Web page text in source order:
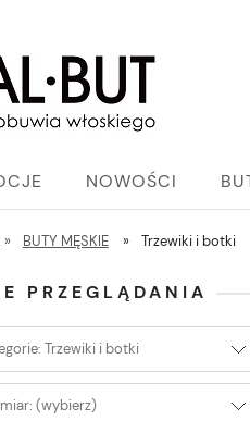
NOWOŚCI
» BUTY MĘSKIE » Trzewiki i botki
PRZEGLĄDANIA
Trzewiki i botki
(wybierz)